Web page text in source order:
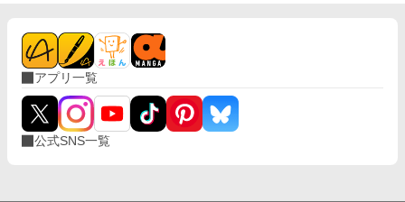
アプリ一覧
公式SNS一覧